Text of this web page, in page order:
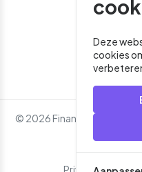
Deze
cookies
© 2026 Financial Media.
Privacybeleid